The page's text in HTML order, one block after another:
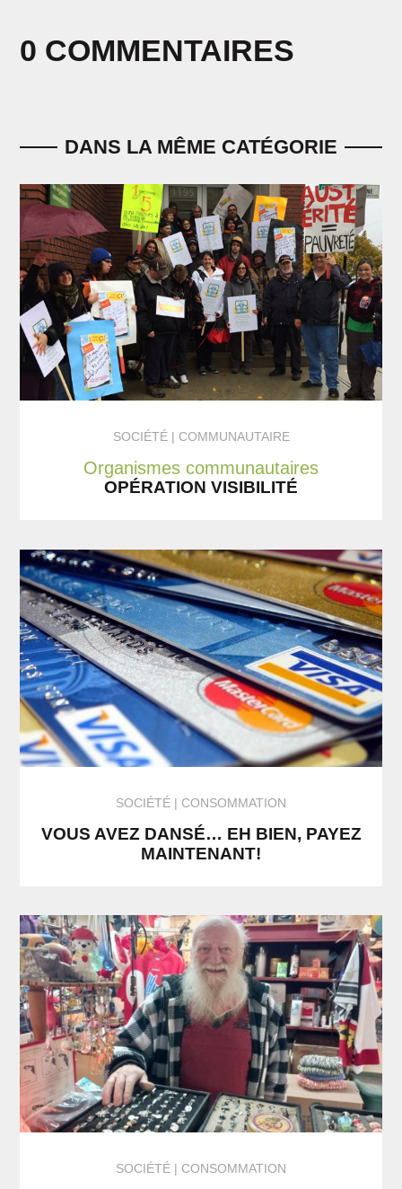
0 COMMENTAIRES
DANS LA MÊME CATÉGORIE
SOCIÉTÉ COMMUNAUTAIRE
Organismes communautaires
OPÉRATION VISIBILITÉ
SOCIÉTÉ CONSOMMATION
VOUS AVEZ DANSÉ… EH BIEN, PAYEZ
MAINTENANT!
SOCIÉTÉ CONSOMMATION